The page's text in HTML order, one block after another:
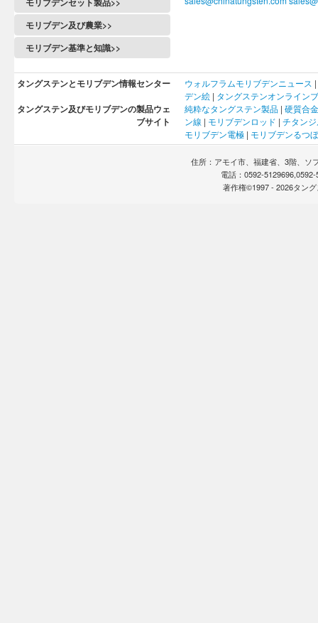
モリブデン及び農業>>
モリブデン基準と知識>>
タングステンとモリブデン情報センター ウォルフラムモリブデンニュース |
デン絵 | タングステンオンライン
タングステン及びモリブデンの製品ウェ
ブサイト
純粋なタングステン製品 | 硬質合金
ン線 | モリブデンロッド | チタン
モリブデン電極 | モリブデンるつぼ
住所：アモイ市、福建省、3階、ソ
電話：0592-
著作権©1997 - 2026タン